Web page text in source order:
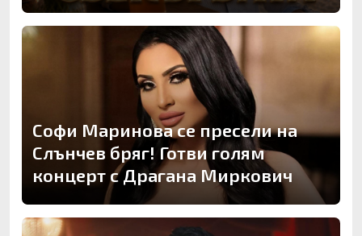
Софи Маринова се пресели на
Слънчев бряг! Готви голям
концерт с Драгана Миркович